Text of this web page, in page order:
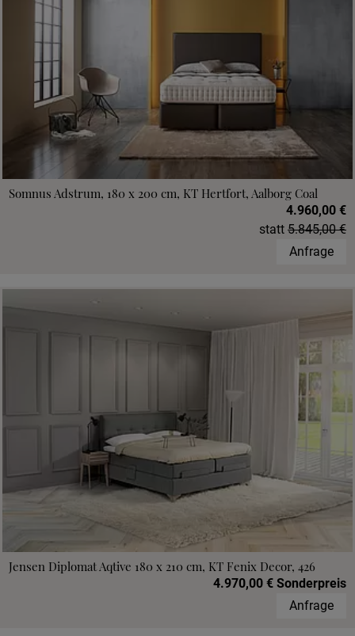
Somnus Adstrum, 180 x 200 cm, KT Hertfort, Aalborg Coal
4.960,00 €
statt 5.845,00 €
Anfrage
Jensen Diplomat Aqtive 180 x 210 cm, KT Fenix Decor, 426
4.970,00 € Sonderpreis
Anfrage